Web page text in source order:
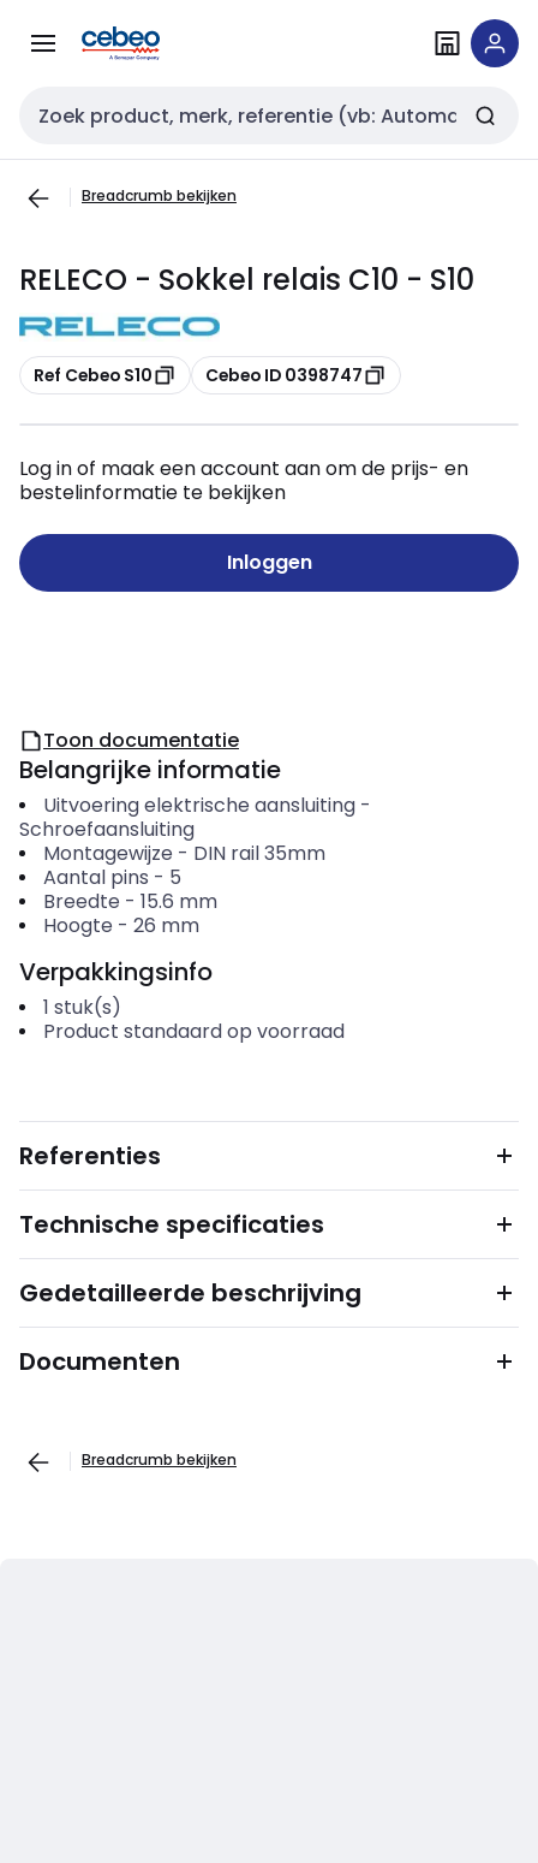
naar
naar
Zoekveld invoer
Breadcrumb bekijken
RELECO - Sokkel relais C10 - S10
Kopiëren
Ref Cebeo S10 Kopiëren
Cebeo ID 0398747
Log in of maak een account aan om de prijs- en
bestelinformatie te bekijken
Inloggen
Toon documentatie
Belangrijke informatie
Uitvoering elektrische aansluiting-
Schroefaansluiting
Montagewijze - DIN rail 35mm
Aantal pins - 5
Breedte - 15.6 mm
Hoogte - 26 mm
Verpakkingsinfo
1 stuk(s)
Product standaard op voorraad
Referenties
Technische specificaties
Gedetailleerde beschrijving
Documenten
Breadcrumb bekijken